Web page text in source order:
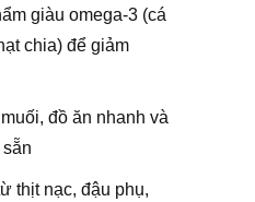
giàu omega-3 (cá
chia) để giảm
đồ ăn nhanh và
thịt nạc, đậu phụ,